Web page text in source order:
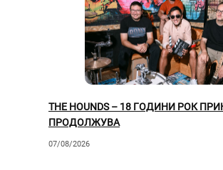
THE HOUNDS – 18 ГОДИНИ РОК
ПРОДОЛЖУВА
07/08/2026